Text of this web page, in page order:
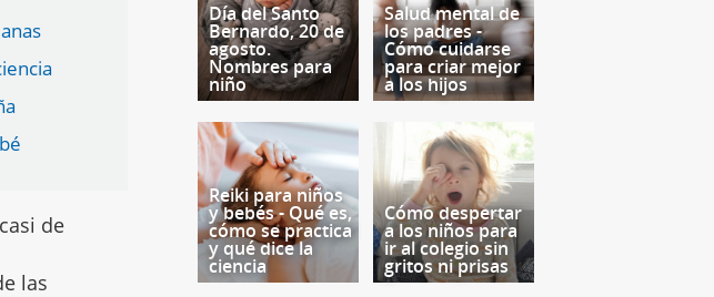
de
las
Día del Santo
Bernardo, 20 de
agosto.
Nombres para
niño
Salud mental de
los padres -
Cómo cuidarse
para criar mejor
a los hijos
Reiki para niños
y bebés - Qué es,
cómo se practica
y qué dice la
ciencia
Cómo despertar
a los niños para
ir al colegio sin
gritos ni prisas